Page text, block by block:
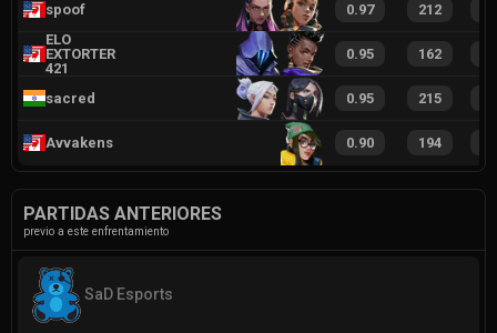
spoof 0.97 212
ELO
EXTORTER
421
0.95 162
sacred 0.95 215
Avvakens 0.90 194
PARTIDAS ANTERIORES
previo a este enfrentamiento
SaD Esports